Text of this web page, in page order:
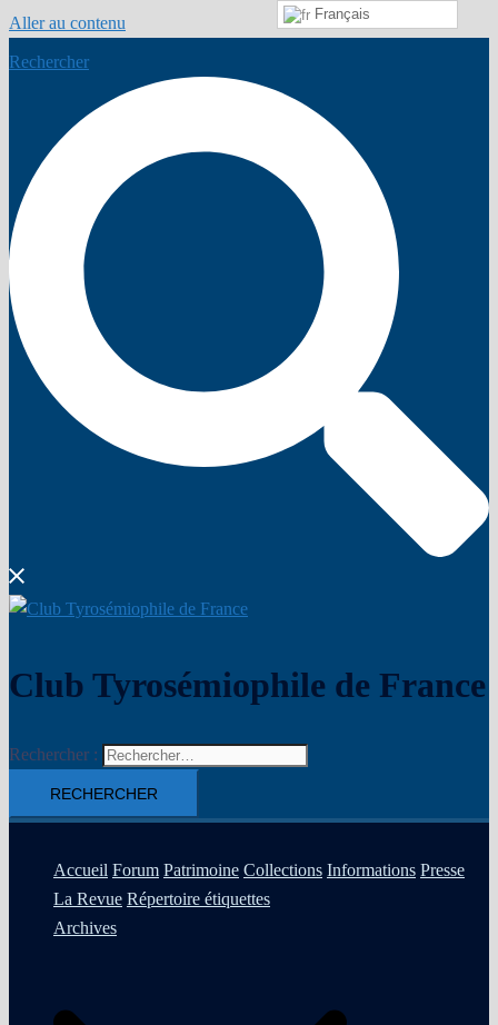
Aller au contenu
Rechercher
Club Tyrosémiophile de France
Rechercher :
Accueil Forum Patrimoine Collections Informations Presse
La Revue Répertoire étiquettes
Archives
Français